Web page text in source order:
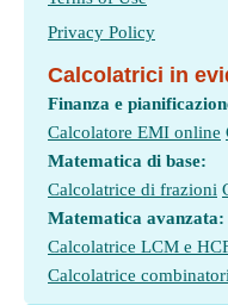
Privacy Policy
Calcolatrici in
Finanza e
Calcolatore EMI online
Matematica di base:
Calcolatrice di frazioni
Matematica avanzata:
Calcolatrice LCM e
Calcolatrice